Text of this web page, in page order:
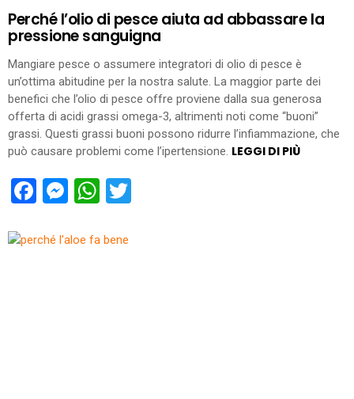
Perché l’olio di pesce aiuta ad abbassare la
pressione sanguigna
Mangiare pesce o assumere integratori di olio di pesce è
un’ottima abitudine per la nostra salute. La maggior parte dei
benefici che l’olio di pesce offre proviene dalla sua generosa
offerta di acidi grassi omega-3, altrimenti noti come “buoni”
grassi. Questi grassi buoni possono ridurre l’infiammazione, che
può causare problemi come l’ipertensione. LEGGI DI PIÙ
Facebook
Messenger
WhatsApp